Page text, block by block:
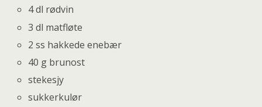
4 dl rødvin
3 dl matfløte
2 ss hakkede enebær
40 g brunost
stekesjy
sukkerkulør